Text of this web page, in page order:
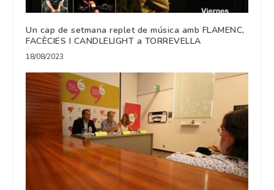
Un cap de setmana replet de música amb FLAMENC,
FACÈCIES I CANDLELIGHT a TORREVELLA
18/08/2023